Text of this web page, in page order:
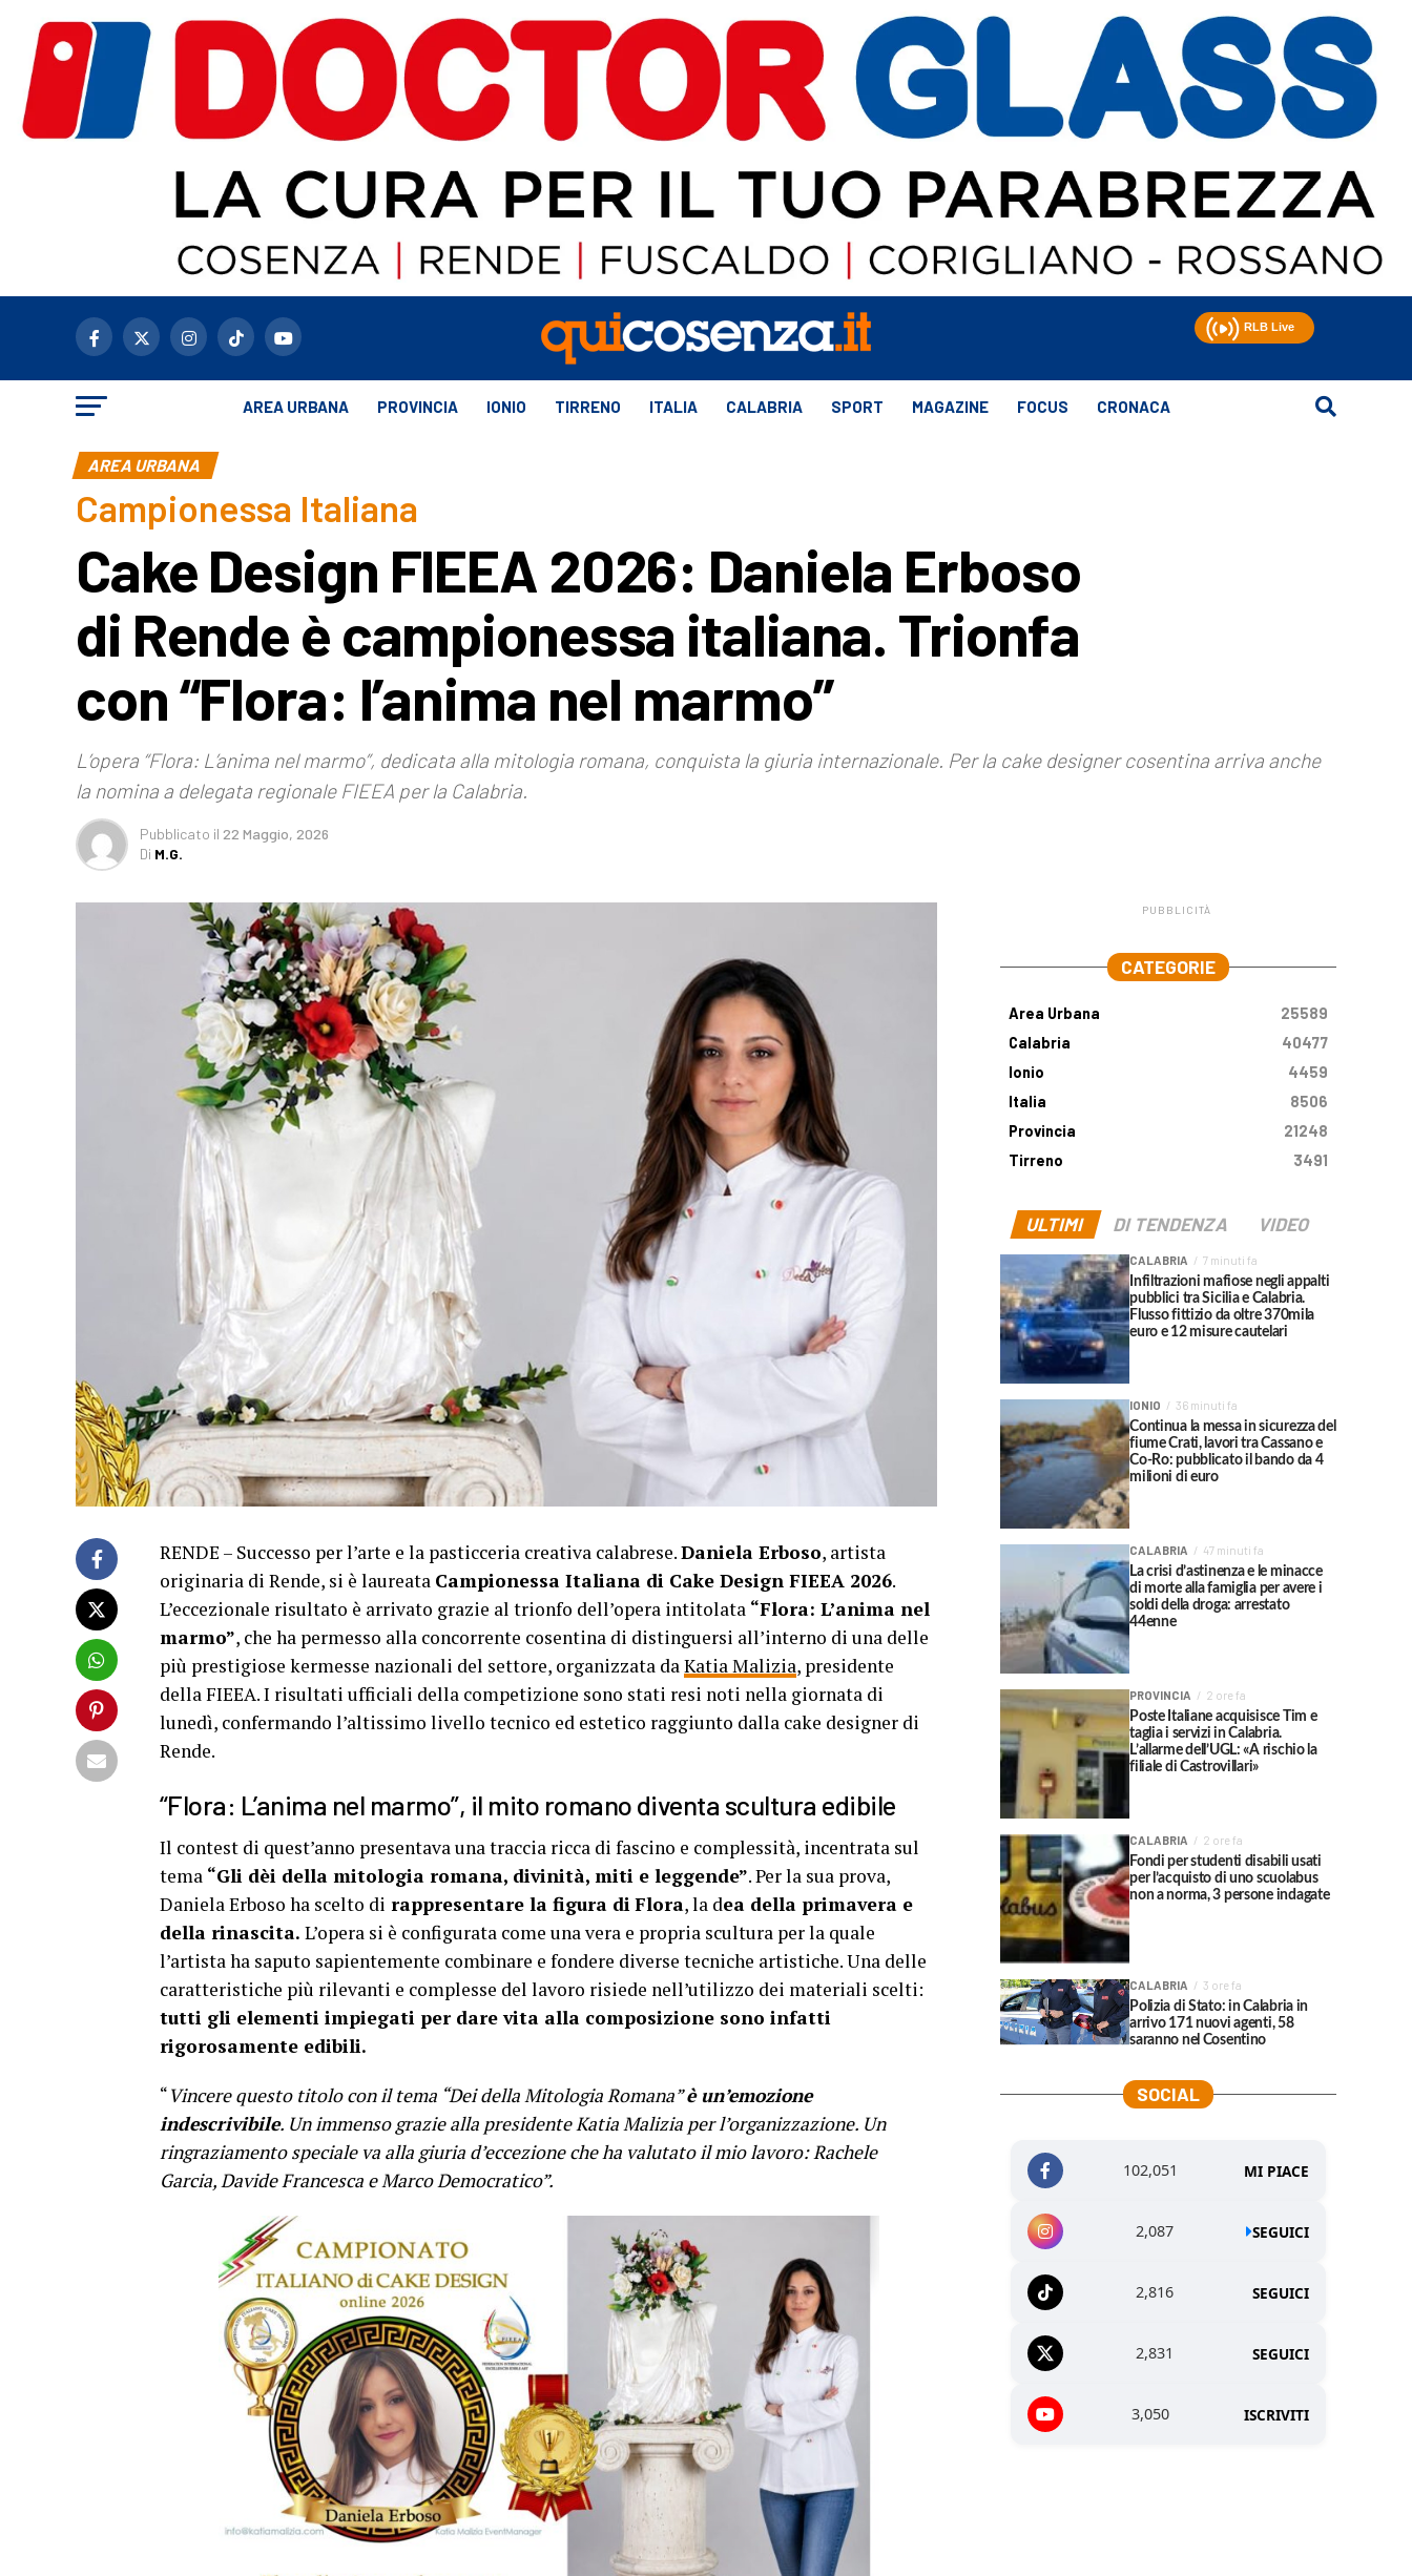
AREA URBANA PROVINCIA IONIO TIRRENO ITALIA CALABRIA SPORT MAGAZINE FOCUS CRONACA
AREA URBANA
Campionessa Italiana
Cake Design FIEEA 2026: Daniela Erboso
di Rende è campionessa italiana. Trionfa
con “Flora: l’anima nel marmo”
L’opera “Flora: L’anima nel marmo”, dedicata alla mitologia romana, conquista la giuria internazionale. Per la cake designer cosentina arriva anche
la nomina a delegata regionale FIEEA per la Calabria.
Pubblicato il 22 Maggio, 2026
Di M.G.
RENDE – Successo per l’arte e la pasticceria creativa calabrese.Daniela Erboso, artista
originaria di Rende, si è laureata Campionessa Italiana di Cake Design FIEEA 2026.
L’eccezionale risultato è arrivato grazie al trionfo dell’opera intitolata “Flora: L’anima nel
marmo”, che ha permesso alla concorrente cosentina di distinguersi all’interno di una delle
più prestigiose kermesse nazionali del settore, organizzata daKatia Malizia, presidente
della FIEEA. I risultati ufficiali della competizione sono stati resi noti nella giornata di
lunedì, confermando l’altissimo livello tecnico ed estetico raggiunto dalla cake designer di
Rende.
“Flora: L’anima nel marmo”, il mito romano diventa scultura edibile
Il contest di quest’anno presentava una traccia ricca di fascino e complessità, incentrata sul
tema “Gli dèi della mitologia romana, divinità, miti e leggende”. Per la sua prova,
Daniela Erboso ha scelto di rappresentare la figura diFlora, la dea della primavera e
della rinascita. L’opera si è configurata come una vera e propria scultura per la quale
l’artista ha saputo sapientemente combinare e fondere diverse tecniche artistiche. Una delle
caratteristiche più rilevanti e complesse del lavoro risiede nell’utilizzo dei materiali scelti:
tutti gli elementi impiegati per dare vita alla composizione sono infatti
rigorosamente edibili.
“Vincere questo titolo con il tema “Dei della Mitologia Romana”è un’emozione
indescrivibile. Un immenso grazie alla presidente Katia Malizia per l’organizzazione. Un
ringraziamento speciale va alla giuria d’eccezione che ha valutato il mio lavoro: Rachele
Garcia, Davide Francesca e Marco Democratico”.
PUBBLICITÀ
CATEGORIE
Area Urbana
25589
Calabria
40477
Ionio
4459
Italia
8506
Provincia
21248
Tirreno
3491
ULTIMI DI TENDENZA VIDEO
CALABRIA 7 minuti fa
Infiltrazioni mafiose negli appalti
pubblici tra Sicilia e Calabria.
Flusso fittizio da oltre 370mila
euro e 12 misure cautelari
IONIO 36 minuti fa
Continua la messa in sicurezza del
fiume Crati, lavori tra Cassano e
Co-Ro: pubblicato il bando da 4
milioni di euro
CALABRIA 47 minuti fa
La crisi d’astinenza e le minacce
di morte alla famiglia per avere i
soldi della droga: arrestato
44enne
PROVINCIA 2 ore fa
Poste Italiane acquisisce Tim e
taglia i servizi in Calabria.
L’allarme dell’UGL: «A rischio la
filiale di Castrovillari»
CALABRIA 2 ore fa
Fondi per studenti disabili usati
per l’acquisto di uno scuolabus
non a norma, 3 persone indagate
CALABRIA 3 ore fa
Polizia di Stato: in Calabria in
arrivo 171 nuovi agenti, 58
saranno nel Cosentino
SOCIAL
102,051 MI PIACE
2,087 SEGUICI
2,816 SEGUICI
2,831 SEGUICI
3,050 ISCRIVITI